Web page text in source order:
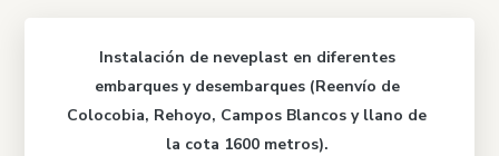
Instalación de neveplast en diferentes
embarques y desembarques (Reenvío de
Colocobia, Rehoyo, Campos Blancos y llano de
la cota 1600 metros).